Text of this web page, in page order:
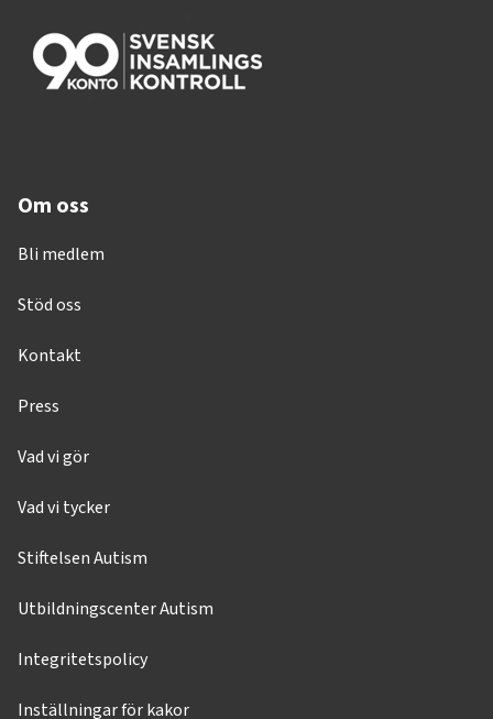
Om oss
Bli medlem
Stöd oss
Kontakt
Press
Vad vi gör
Vad vi tycker
Stiftelsen Autism
Utbildningscenter Autism
Integritetspolicy
Inställningar för kakor